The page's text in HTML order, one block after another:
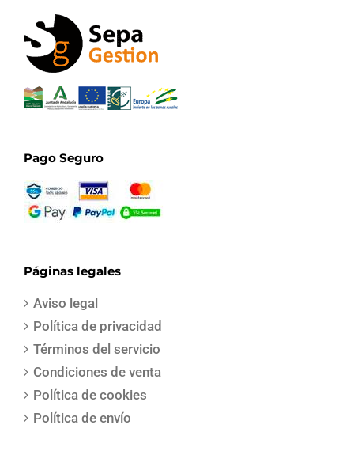
Pago Seguro
Páginas legales
Aviso legal
Política de privacidad
Términos del servicio
Condiciones de venta
Política de cookies
Política de envío